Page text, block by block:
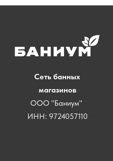
Сеть банных
магазинов
ООО "Баниум"
ИНН: 9724057110